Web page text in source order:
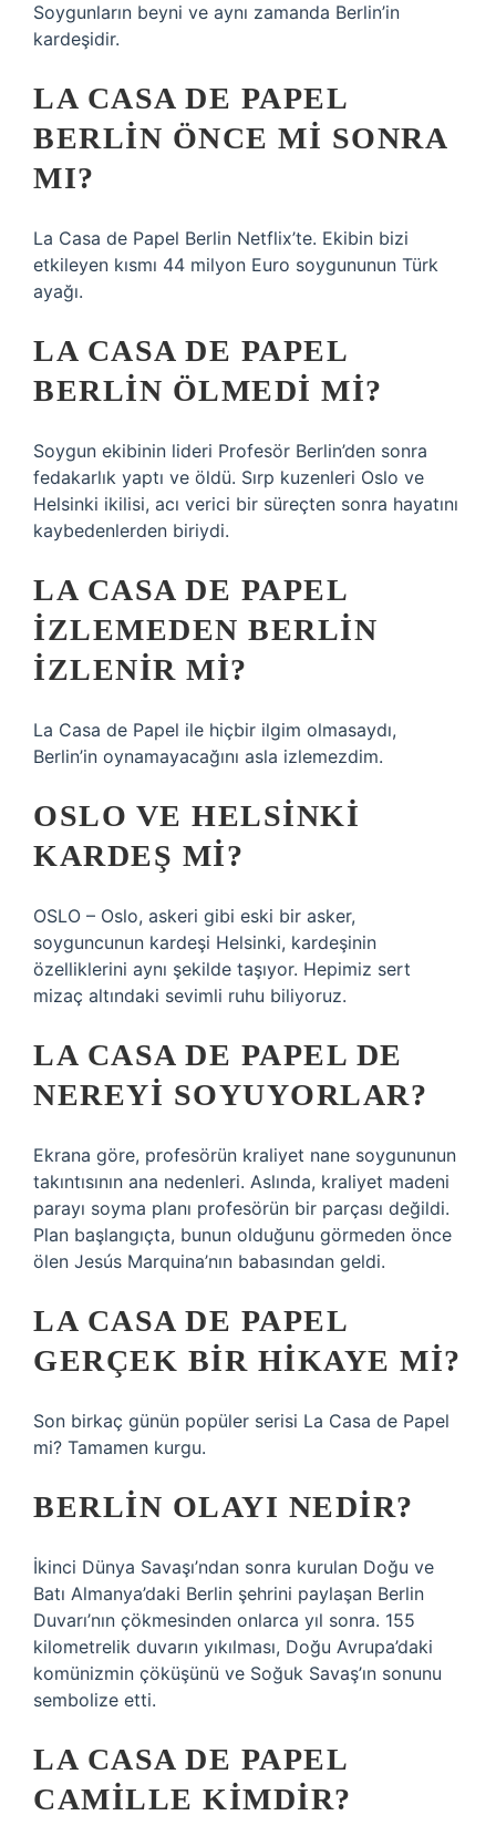
Soygunların beyni ve aynı zamanda Berlin’in
kardeşidir.
LA CASA DE PAPEL
BERLIN ÖNCE MI SONRA
MI?
La Casa de Papel Berlin Netflix’te. Ekibin bizi
etkileyen kısmı 44 milyon Euro soygununun Türk
ayağı.
LA CASA DE PAPEL
BERLIN ÖLMEDI MI?
Soygun ekibinin lideri Profesör Berlin’den sonra
fedakarlık yaptı ve öldü. Sırp kuzenleri Oslo ve
Helsinki ikilisi, acı verici bir süreçten sonra hayatını
kaybedenlerden biriydi.
LA CASA DE PAPEL
IZLEMEDEN BERLIN
IZLENIR MI?
La Casa de Papel ile hiçbir ilgim olmasaydı,
Berlin’in oynamayacağını asla izlemezdim.
OSLO VE HELSINKI
KARDEŞ MI?
OSLO – Oslo, askeri gibi eski bir asker,
soyguncunun kardeşi Helsinki, kardeşinin
özelliklerini aynı şekilde taşıyor. Hepimiz sert
mizaç altındaki sevimli ruhu biliyoruz.
LA CASA DE PAPEL DE
NEREYI SOYUYORLAR?
Ekrana göre, profesörün kraliyet nane soygununun
takıntısının ana nedenleri. Aslında, kraliyet madeni
parayı soyma planı profesörün bir parçası değildi.
Plan başlangıçta, bunun olduğunu görmeden önce
ölen Jesús Marquina’nın babasından geldi.
LA CASA DE PAPEL
GERÇEK BIR HIKAYE MI?
Son birkaç günün popüler serisi La Casa de Papel
mi? Tamamen kurgu.
BERLIN OLAYI NEDIR?
İkinci Dünya Savaşı’ndan sonra kurulan Doğu ve
Batı Almanya’daki Berlin şehrini paylaşan Berlin
Duvarı’nın çökmesinden onlarca yıl sonra. 155
kilometrelik duvarın yıkılması, Doğu Avrupa’daki
komünizmin çöküşünü ve Soğuk Savaş’ın sonunu
sembolize etti.
LA CASA DE PAPEL
CAMILLE KIMDIR?